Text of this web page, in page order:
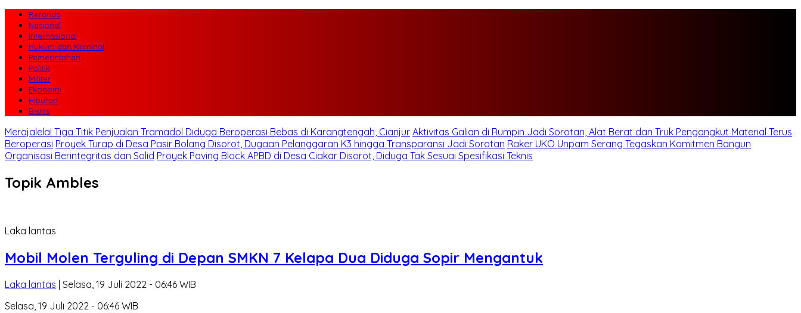
Beranda
Nasional
Internasional
Hukum dan Kriminal
Pemerintahan
Politik
Militer
Ekonomi
Hiburan
Bisnis
Merajalela! Tiga Titik Penjualan Tramadol Diduga Beroperasi Bebas di Karangtengah, Cianjur Aktivitas Galian di Rumpin Jadi Sorotan, Alat Berat dan Truk Pengangkut Material Terus
Beroperasi Proyek Turap di Desa Pasir Bolang Disorot, Dugaan Pelanggaran K3 hingga Transparansi Jadi Sorotan Raker UKO Unpam Serang Tegaskan Komitmen Bangun
Organisasi Berintegritas dan Solid Proyek Paving Block APBD di Desa Ciakar Disorot, Diduga Tak Sesuai Spesifikasi Teknis
Topik Ambles
Laka lantas
Mobil Molen Terguling di Depan SMKN 7 Kelapa Dua Diduga Sopir Mengantuk
Laka lantas | Selasa, 19 Juli 2022 - 06:46 WIB
Selasa, 19 Juli 2022 - 06:46 WIB